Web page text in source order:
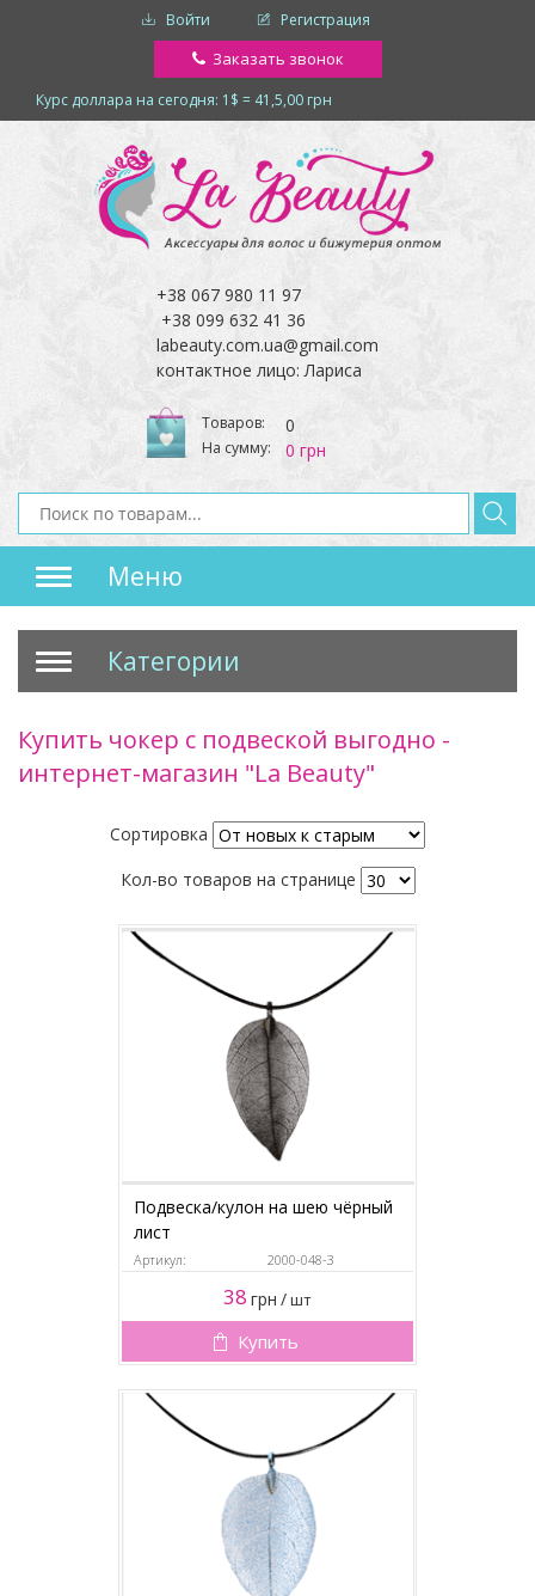
Войти Регистрация
Заказать звонок
Курс доллара на сегодня: 1$ = 41,5,00 грн
+38 067 980 11 97
+38 099 632 41 36
labeauty.com.ua@gmail.com
контактное лицо: Лариса
Товаров: 0
На сумму: 0 грн
Меню
Категории
Купить чокер с подвеской выгодно -
интернет-магазин "La Beauty"
Сортировка
Кол-во товаров на странице
Подвеска/кулон на шею чёрный
лист
Артикул: 2000-048-3
38 грн /шт
Купить